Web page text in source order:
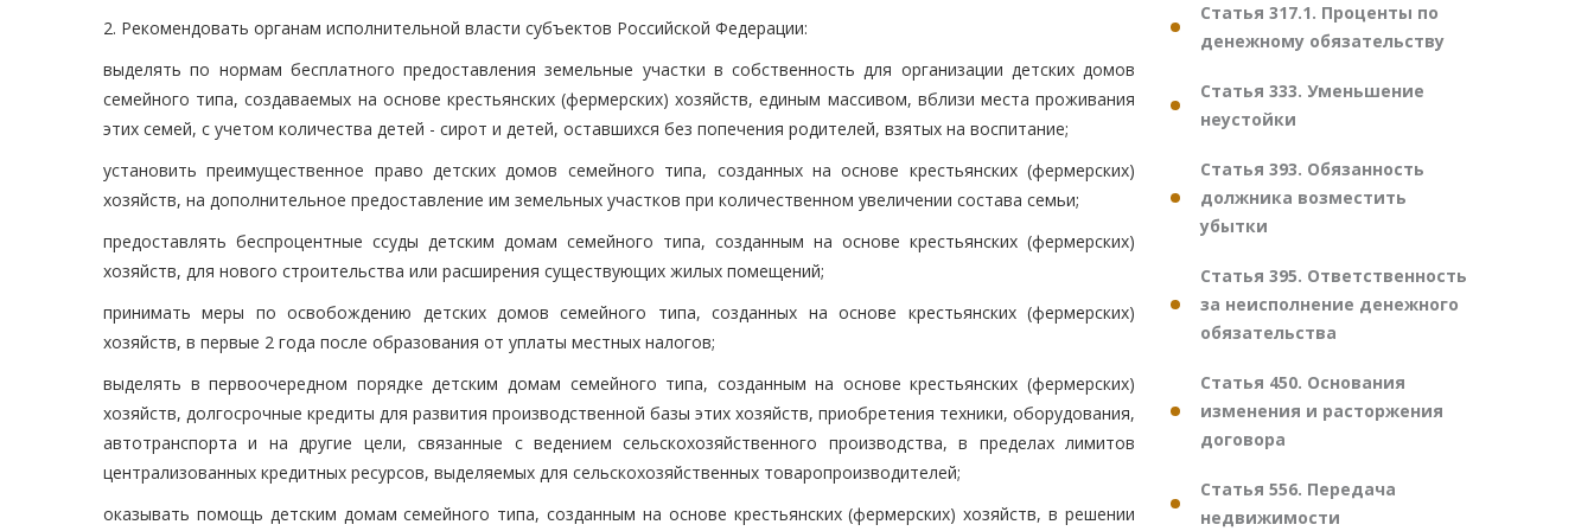
2. Рекомендовать органам исполнительной власти субъектов Российской Федерации:
выделять по нормам бесплатного предоставления земельные участки в собственность для организации детских домов
семейного типа, создаваемых на основе крестьянских (фермерских) хозяйств, единым массивом, вблизи места проживания
этих семей, с учетом количества детей - сирот и детей, оставшихся без попечения родителей, взятых на воспитание;
установить преимущественное право детских домов семейного типа, созданных на основе крестьянских (фермерских)
хозяйств, на дополнительное предоставление им земельных участков при количественном увеличении состава семьи;
предоставлять беспроцентные ссуды детским домам семейного типа, созданным на основе крестьянских (фермерских)
хозяйств, для нового строительства или расширения существующих жилых помещений;
принимать меры по освобождению детских домов семейного типа, созданных на основе крестьянских (фермерских)
хозяйств, в первые 2 года после образования от уплаты местных налогов;
выделять в первоочередном порядке детским домам семейного типа, созданным на основе крестьянских (фермерских)
хозяйств, долгосрочные кредиты для развития производственной базы этих хозяйств, приобретения техники, оборудования,
автотранспорта и на другие цели, связанные с ведением сельскохозяйственного производства, в пределах лимитов
централизованных кредитных ресурсов, выделяемых для сельскохозяйственных товаропроизводителей;
оказывать помощь детским домам семейного типа, созданным на основе крестьянских (фермерских) хозяйств, в решении
Статья 317.1. Проценты по
денежному обязательству
Статья 333. Уменьшение
неустойки
Статья 393. Обязанность
должника возместить
убытки
Статья 395. Ответственность
за неисполнение денежного
обязательства
Статья 450. Основания
изменения и расторжения
договора
Статья 556. Передача
недвижимости